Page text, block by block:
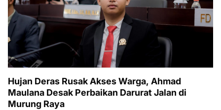
Hujan Deras Rusak Akses Warga, Ahmad
Maulana Desak Perbaikan Darurat Jalan di
Murung Raya